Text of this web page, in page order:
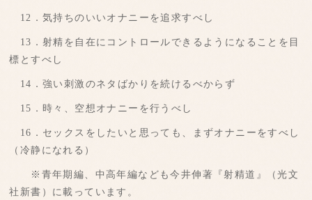
12．気持ちのいいオナニーを追求すべし
13．射精を自在にコントロールできるようになることを目
標とすべし
14．強い刺激のネタばかりを続けるべからず
15．時々、空想オナニーを行うべし
16．セックスをしたいと思っても、まずオナニーをすべし
（冷静になれる）
※青年期編、中高年編なども今井伸著『射精道』（光文
社新書）に載っています。